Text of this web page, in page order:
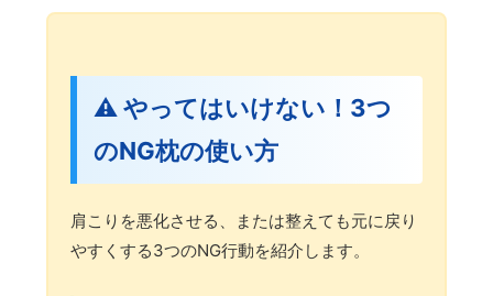
⚠️ やってはいけない！3つ
のNG枕の使い方
肩こりを悪化させる、または整えても元に戻り
やすくする3つのNG行動を紹介します。